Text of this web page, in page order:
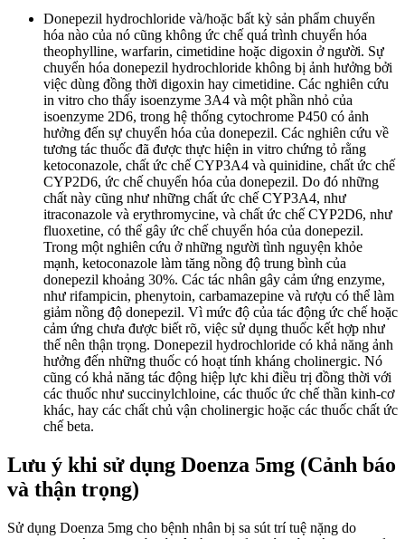
Donepezil hydrochloride và/hoặc bất kỳ sản phẩm chuyển
hóa nào của nó cũng không ức chế quá trình chuyển hóa
theophylline, warfarin, cimetidine hoặc digoxin ở người. Sự
chuyển hóa donepezil hydrochloride không bị ảnh hưởng bởi
việc dùng đồng thời digoxin hay cimetidine. Các nghiên cứu
in vitro cho thấy isoenzyme 3A4 và một phần nhỏ của
isoenzyme 2D6, trong hệ thống cytochrome P450 có ảnh
hưởng đến sự chuyển hóa của donepezil. Các nghiên cứu về
tương tác thuốc đã được thực hiện in vitro chứng tỏ rằng
ketoconazole, chất ức chế CYP3A4 và quinidine, chất ức chế
CYP2D6, ức chế chuyển hóa của donepezil. Do đó những
chất này cũng như những chất ức chế CYP3A4, như
itraconazole và erythromycine, và chất ức chế CYP2D6, như
fluoxetine, có thể gây ức chế chuyển hóa của donepezil.
Trong một nghiên cứu ở những người tình nguyện khỏe
mạnh, ketoconazole làm tăng nồng độ trung bình của
donepezil khoảng 30%. Các tác nhân gây cảm ứng enzyme,
như rifampicin, phenytoin, carbamazepine và rượu có thể làm
giảm nồng độ donepezil. Vì mức độ của tác động ức chế hoặc
cảm ứng chưa được biết rõ, việc sử dụng thuốc kết hợp như
thế nên thận trọng. Donepezil hydrochloride có khả năng ảnh
hưởng đến những thuốc có hoạt tính kháng cholinergic. Nó
cũng có khả năng tác động hiệp lực khi điều trị đồng thời với
các thuốc như succinylchloine, các thuốc ức chế thần kinh-cơ
khác, hay các chất chủ vận cholinergic hoặc các thuốc chất ức
chế beta.
Lưu ý khi sử dụng Doenza 5mg (Cảnh báo
và thận trọng)
Sử dụng Doenza 5mg cho bệnh nhân bị sa sút trí tuệ nặng do